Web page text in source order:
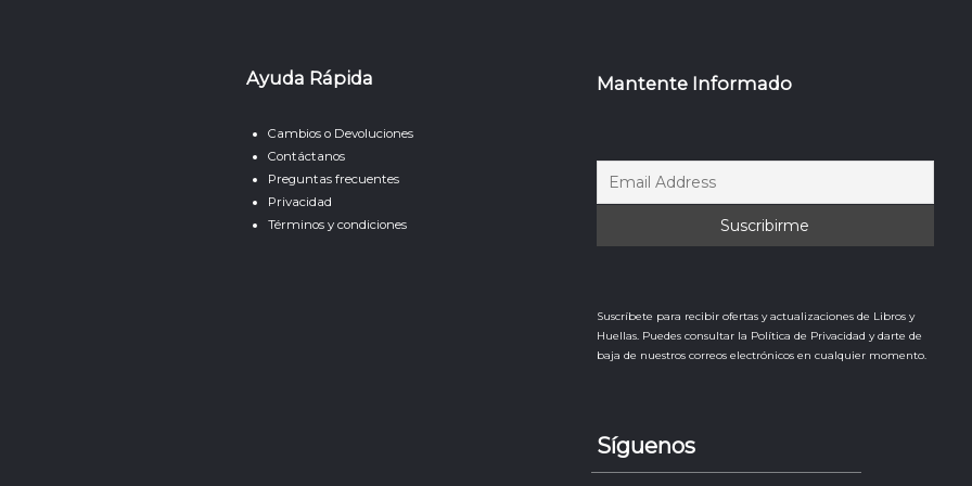
Ayuda Rápida
Cambios o Devoluciones
Contáctanos
Preguntas frecuentes
Privacidad
Términos y condiciones
Mantente Informado
Suscríbete para recibir ofertas y actualizaciones de Libros y
Huellas. Puedes consultar la Política de Privacidad y darte de
baja de nuestros correos electrónicos en cualquier momento.
Síguenos